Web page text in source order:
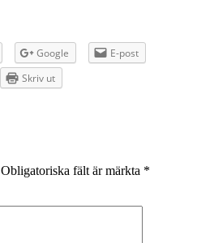
Google
E-post
Skriv ut
Obligatoriska fält är märkta *